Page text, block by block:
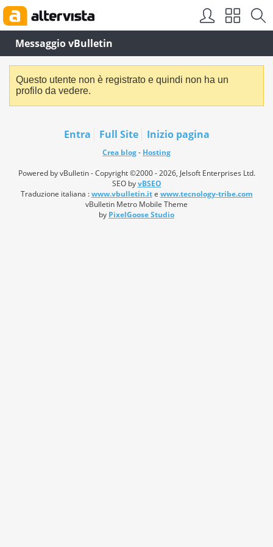
Messaggio vBulletin
Questo utente non è registrato e quindi non ha un
profilo da vedere.
Entra Full Site Inizio pagina
Crea blog- Hosting
Powered by vBulletin - Copyright ©2000 - 2026, Jelsoft Enterprises Ltd.
SEO byvBSEO
Traduzione italiana :www.vbulletin.ite www.tecnology-tribe.com
vBulletin Metro Mobile Theme
by PixelGoose Studio